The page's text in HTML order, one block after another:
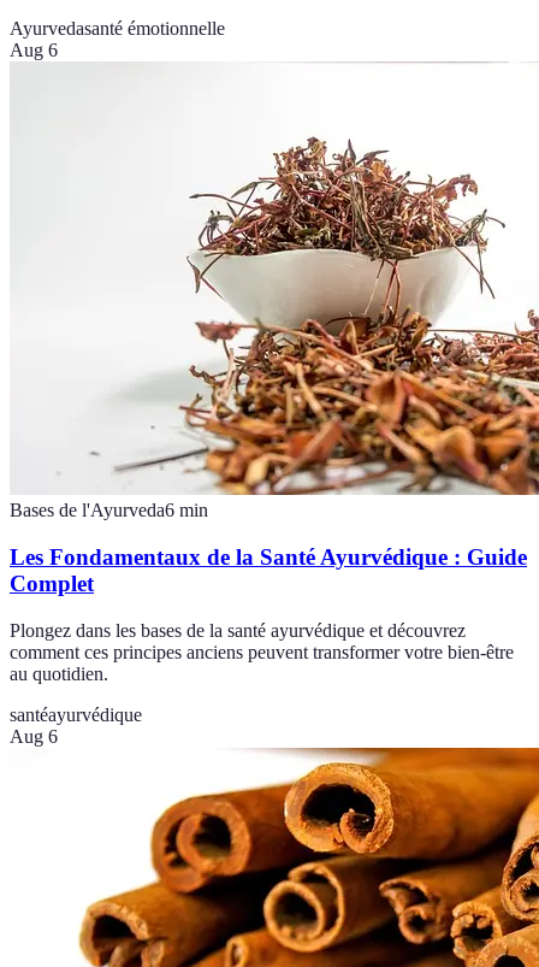
Ayurvedasanté émotionnelle
Aug 6
Bases de l'Ayurveda6 min
Les Fondamentaux de la Santé Ayurvédique : Guide
Complet
Plongez dans les bases de la santé ayurvédique et découvrez
comment ces principes anciens peuvent transformer votre bien-être
au quotidien.
santéayurvédique
Aug 6